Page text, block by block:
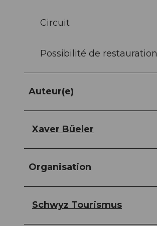
Circuit
Possibilité de restauration
Auteur(e)
Xaver Büeler
Organisation
Schwyz Tourismus